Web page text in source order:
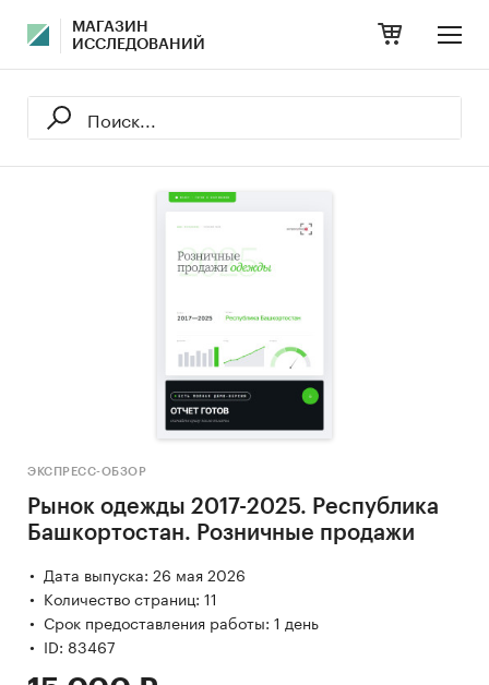
МАГАЗИН
ИССЛЕДОВАНИЙ
ЭКСПРЕСС-ОБЗОР
Рынок одежды 2017-2025. Республика
Башкортостан. Розничные продажи
Дата выпуска: 26 мая 2026
Количество страниц: 11
Срок предоставления работы: 1 день
ID: 83467